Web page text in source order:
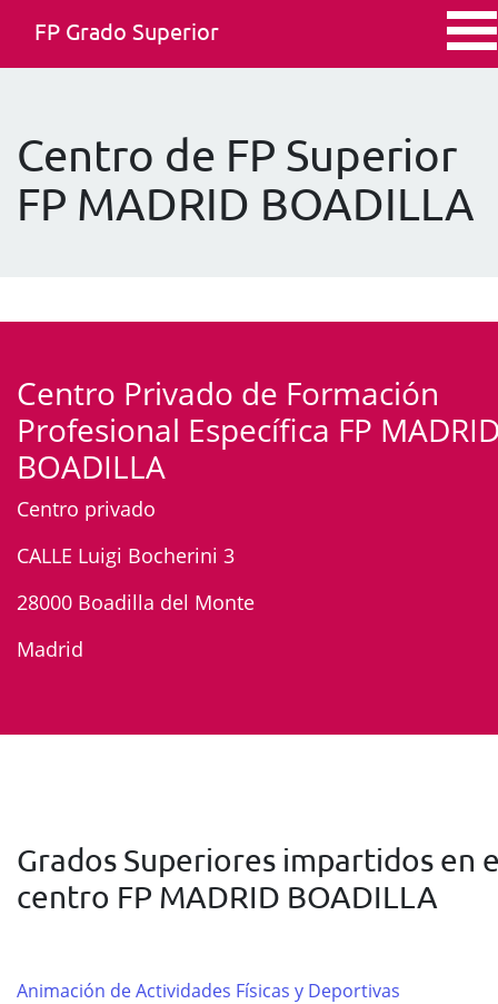
FP Grado Superior
Centro de FP Superior
FP MADRID BOADILLA
Centro Privado de Formación
Profesional Específica FP
BOADILLA
Centro privado
CALLE Luigi Bocherini 3
28000 Boadilla del Monte
Madrid
Grados Superiores impartidos en
centro FP MADRID BOADILLA
Animación de Actividades Físicas y Deportivas